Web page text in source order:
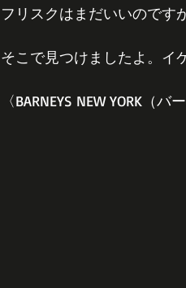
フリスクはまだいいのです
そこで見つけましたよ。イ
〈BARNEYS NEW YORK（